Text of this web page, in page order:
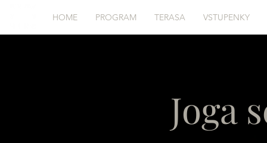
HOME PROGRAM TERASA VSTUPENKY
Joga